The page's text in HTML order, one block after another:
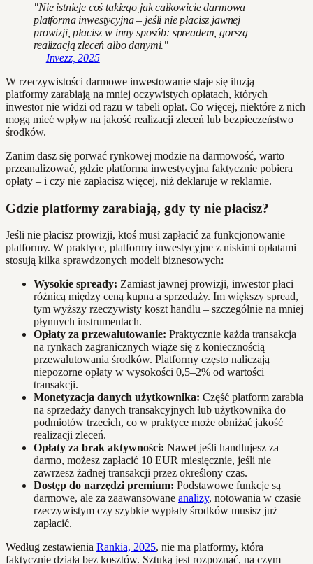
"Nie istnieje coś takiego jak całkowicie darmowa
platforma inwestycyjna – jeśli nie płacisz jawnej
prowizji, płacisz w inny sposób: spreadem, gorszą
realizacją zleceń albo danymi."
— Invezz, 2025
W rzeczywistości darmowe inwestowanie staje się iluzją –
platformy zarabiają na mniej oczywistych opłatach, których
inwestor nie widzi od razu w tabeli opłat. Co więcej, niektóre z nich
mogą mieć wpływ na jakość realizacji zleceń lub bezpieczeństwo
środków.
Zanim dasz się porwać rynkowej modzie na darmowość, warto
przeanalizować, gdzie platforma inwestycyjna faktycznie pobiera
opłaty – i czy nie zapłacisz więcej, niż deklaruje w reklamie.
Gdzie platformy zarabiają, gdy ty nie płacisz?
Jeśli nie płacisz prowizji, ktoś musi zapłacić za funkcjonowanie
platformy. W praktyce, platformy inwestycyjne z niskimi opłatami
stosują kilka sprawdzonych modeli biznesowych:
Wysokie spready: Zamiast jawnej prowizji, inwestor płaci
różnicą między ceną kupna a sprzedaży. Im większy spread,
tym wyższy rzeczywisty koszt handlu – szczególnie na mniej
płynnych instrumentach.
Opłaty za przewalutowanie: Praktycznie każda transakcja
na rynkach zagranicznych wiąże się z koniecznością
przewalutowania środków. Platformy często naliczają
niepozorne opłaty w wysokości 0,5–2% od wartości
transakcji.
Monetyzacja danych użytkownika: Część platform zarabia
na sprzedaży danych transakcyjnych lub użytkownika do
podmiotów trzecich, co w praktyce może obniżać jakość
realizacji zleceń.
Opłaty za brak aktywności: Nawet jeśli handlujesz za
darmo, możesz zapłacić 10 EUR miesięcznie, jeśli nie
zawrzesz żadnej transakcji przez określony czas.
Dostęp do narzędzi premium: Podstawowe funkcje są
darmowe, ale za zaawansowane analizy, notowania w czasie
rzeczywistym czy szybkie wypłaty środków musisz już
zapłacić.
Według zestawienia Rankia, 2025, nie ma platformy, która
faktycznie działa bez kosztów. Sztuką jest rozpoznać, na czym